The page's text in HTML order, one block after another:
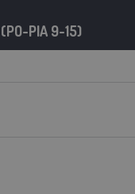
PIA 9-15)